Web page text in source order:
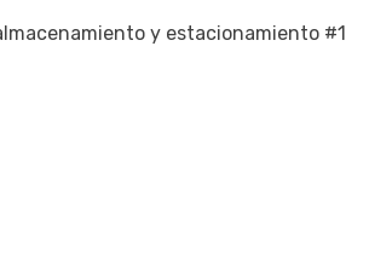
y estacionamiento #1